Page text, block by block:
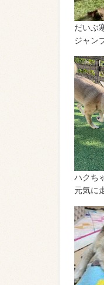
だいぶ
ジャン
ハクち
元気に